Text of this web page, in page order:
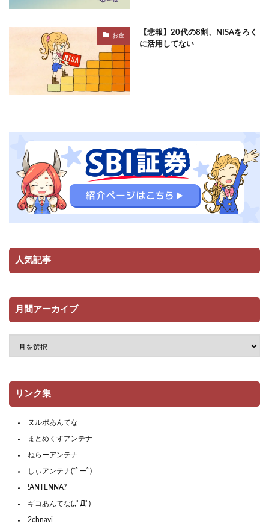
お金
【悲報】20代の8割、NISAをろく
に活用してない
人気記事
月間アーカイブ
リンク集
ヌルポあんてな
まとめくすアンテナ
ねらーアンテナ
しぃアンテナ(*ﾟーﾟ)
!ANTENNA?
ギコあんてな(,,ﾟДﾟ)
2chnavi